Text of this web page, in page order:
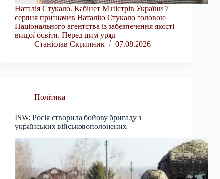
Наталія Стукало. Кабінет Міністрів України 7
серпня призначив Наталію Стукало головою
Національного агентства із забезпечення якості
вищої освіти. Перед цим уряд
Станіслав Скрипник
07.08.2026
Політика
ISW: Росія створила бойову бригаду з
українських військовополонених